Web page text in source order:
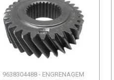
9638304488 - ENGRENAGEM